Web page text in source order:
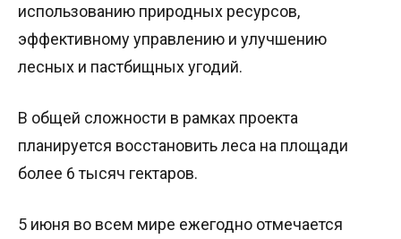
использованию природных ресурсов,
эффективному управлению и улучшению
лесных и пастбищных угодий.
В общей сложности в рамках проекта
планируется восстановить леса на площади
более 6 тысяч гектаров.
5 июня во всем мире ежегодно отмечается